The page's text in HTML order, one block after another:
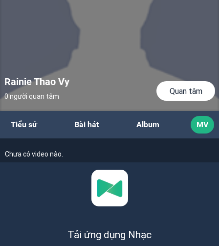
Rainie Thao Vy
0 người quan tâm
Quan tâm
Tiểu sử Bài hát Album MV
Chưa có video nào.
Tải ứng dụng Nhạc